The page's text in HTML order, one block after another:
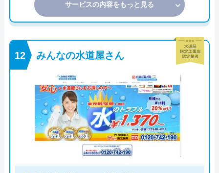
サービスの内容をもっと見る
みんなの水道屋さん